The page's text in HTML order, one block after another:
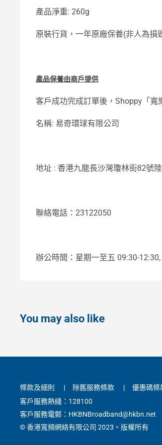
產品淨重: 260g
原裝行貨，一年原廠保養(非人為損
產品保養由商戶提供
客戶成功完成訂單後，Shoppy「
名稱: 易奇環球有限公司
地址 : 香港九龍長沙灣瓊林街82號
聯絡電話：23122050
辦公時間：星期一至五 09:30-
You may also like
條款及細則 | 除舊服務條款 | 優惠碼條
客戶服務熱綫：128100
客戶服務電郵：HKBNBroadband@hkbn.net
© 香港寬頻網絡有限公司 2023。版權所有